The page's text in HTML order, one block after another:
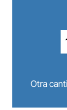
Otra